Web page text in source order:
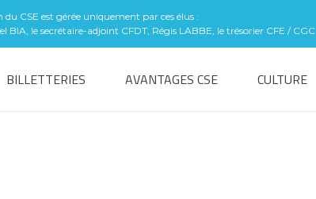
du CSE est gérée uniquement par ces élus :
BIA, le secrétaire-adjoint CFDT, Régis LABBE, le trésorier CFE / CGC
BILLETTERIES AVANTAGES CSE CULTURE